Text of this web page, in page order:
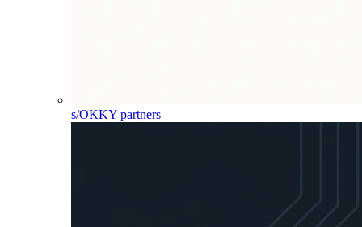
s/OKKY partners